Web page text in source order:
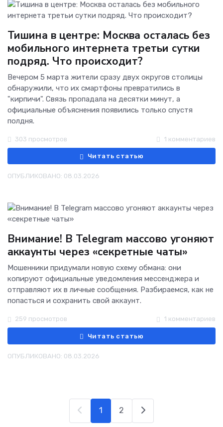
Тишина в центре: Москва осталась без
мобильного интернета третьи сутки
подряд. Что происходит?
Вечером 5 марта жители сразу двух округов столицы
обнаружили, что их смартфоны превратились в
"кирпичи". Связь пропадала на десятки минут, а
официальные объяснения появились только спустя
полдня.
303 просмотров 1 комментариев
Читать статью
ОПУБЛИКОВАНО: 08.03.2026
Внимание! В Telegram массово угоняют
аккаунты через «секретные чаты»
Мошенники придумали новую схему обмана: они
копируют официальные уведомления мессенджера и
отправляют их в личные сообщения. Разбираемся, как не
попасться и сохранить свой аккаунт.
259 просмотров 1 комментариев
Читать статью
ОПУБЛИКОВАНО: 08.03.2026
1 2